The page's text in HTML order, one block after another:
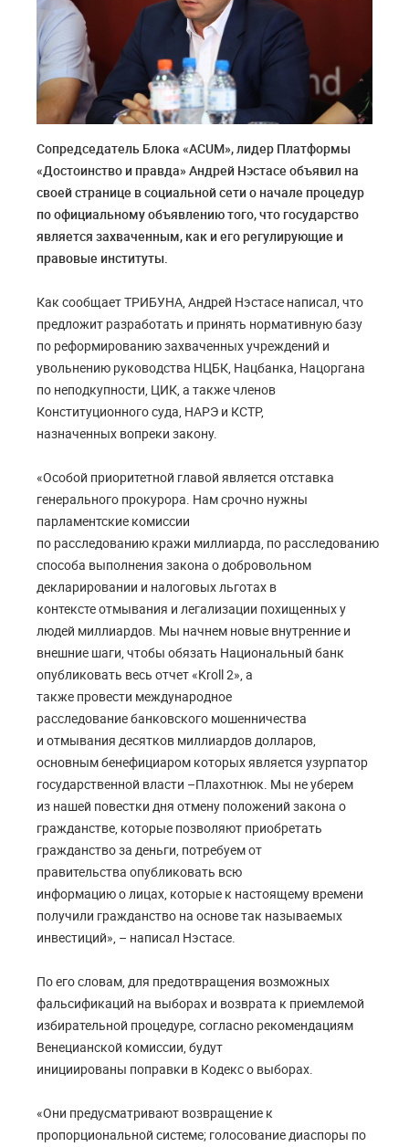
Сопредседатель Блока «ACUM», лидер Платформы
«Достоинство и правда» Андрей Нэстасе объявил на
своей странице в социальной сети о начале процедур
по официальному объявлению того, что государство
является захваченным, как и его регулирующие и
правовые институты.
Как сообщает ТРИБУНА, Андрей Нэстасе написал, что
предложит разработать и принять нормативную базу
по реформированию захваченных учреждений и
увольнению руководства НЦБК, Нацбанка, Нацоргана
по неподкупности, ЦИК, а также членов
Конституционного суда, НАРЭ и КСТР,
назначенных вопреки закону.
«Особой приоритетной главой является отставка
генерального прокурора. Нам срочно нужны
парламентские комиссии
по расследованию кражи миллиарда, по расследованию
способа выполнения закона о добровольном
декларировании и налоговых льготах в
контексте отмывания и легализации похищенных у
людей миллиардов. Мы начнем новые внутренние и
внешние шаги, чтобы обязать Национальный банк
опубликовать весь отчет «Kroll 2», а
также провести международное
расследование банковского мошенничества
и отмывания десятков миллиардов долларов,
основным бенефициаром которых является узурпатор
государственной власти –Плахотнюк. Мы не уберем
из нашей повестки дня отмену положений закона о
гражданстве, которые позволяют приобретать
гражданство за деньги, потребуем от
правительства опубликовать всю
информацию о лицах, которые к настоящему времени
получили гражданство на основе так называемых
инвестиций», – написал Нэстасе.
По его словам, для предотвращения возможных
фальсификаций на выборах и возврата к приемлемой
избирательной процедуре, согласно рекомендациям
Венецианской комиссии, будут
инициированы поправки в Кодекс о выборах.
«Они предусматривают возвращение к
пропорциональной системе; голосование диаспоры по